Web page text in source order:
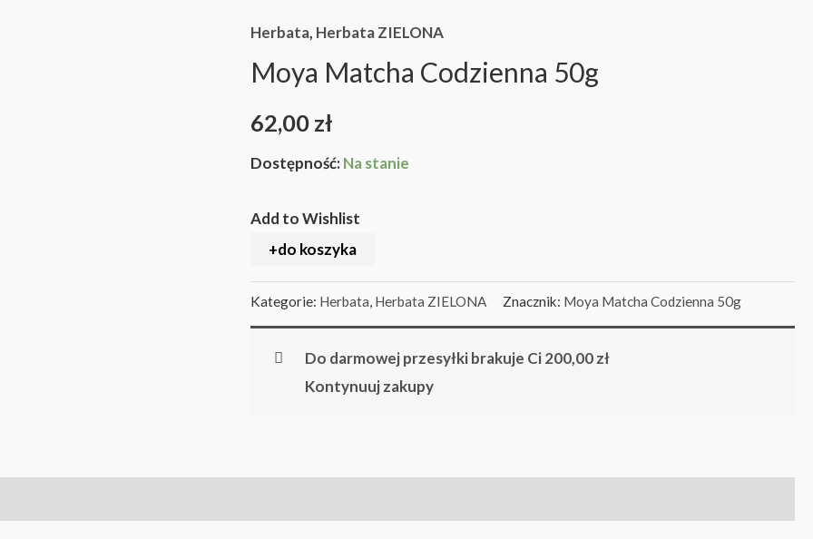
Herbata, Herbata ZIELONA
Moya Matcha Codzienna 50g
62,00 zł
Dostępność:Na stanie
Add to Wishlist
50g
+do koszyka
Kategorie: Herbata, Herbata ZIELONA Znacznik: Moya Matcha Codzienna 50g
Do darmowej przesyłki brakuje Ci200,00zł
Kontynuuj zakupy